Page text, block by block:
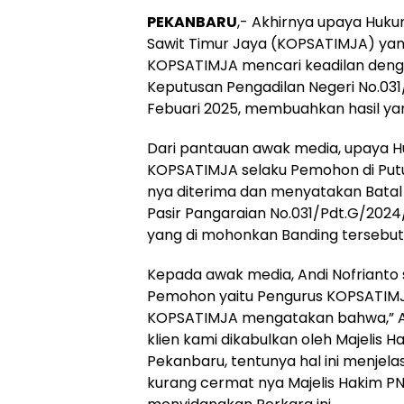
PEKANBARU,- Akhirnya upaya
Sawit Timur Jaya (KOPSATIMJA)
KOPSATIMJA mencari keadilan
Keputusan Pengadilan Negeri
Febuari 2025, membuahkan hasil
Dari pantauan awak media, upaya
KOPSATIMJA selaku Pemohon di
nya diterima dan menyatakan
Pasir Pangaraian No.031/Pdt.G/
yang di mohonkan Banding
Kepada awak media, Andi
Pemohon yaitu Pengurus
KOPSATIMJA mengatakan
klien kami dikabulkan oleh Majelis
Pekanbaru, tentunya hal ini
kurang cermat nya Majelis Hakim